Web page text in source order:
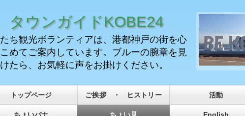
タウンガイドKOBE24
ち観光ボランティアは、港都神戸の街を心
めてご案内しています。ブルーの腕章を見
たら、お気軽に声をお掛けください。
トップページ ご挨拶 ・ ヒストリー 活動